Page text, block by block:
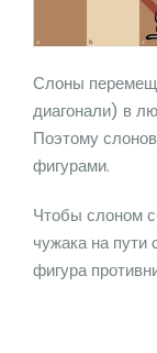
Слоны
диагонали) в
Поэтому
фигурами.
Чтобы слоном
чужака на пути
фигура